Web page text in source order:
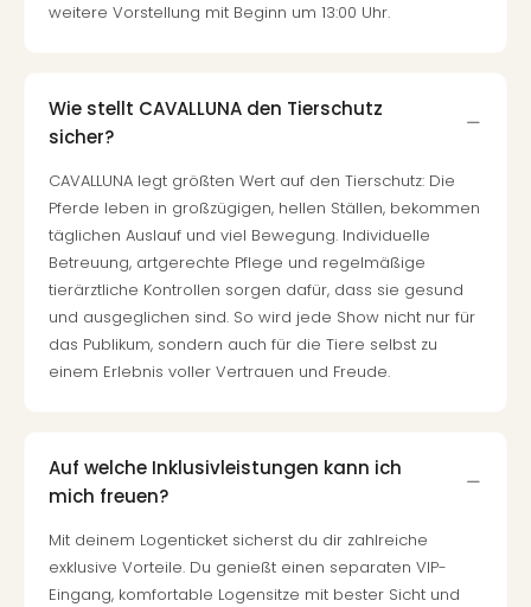
weitere Vorstellung mit Beginn um 13:00 Uhr.
Wie stellt CAVALLUNA den Tierschutz
sicher?
CAVALLUNA legt größten Wert auf den Tierschutz: Die
Pferde leben in großzügigen, hellen Ställen, bekommen
täglichen Auslauf und viel Bewegung. Individuelle
Betreuung, artgerechte Pflege und regelmäßige
tierärztliche Kontrollen sorgen dafür, dass sie gesund
und ausgeglichen sind. So wird jede Show nicht nur für
das Publikum, sondern auch für die Tiere selbst zu
einem Erlebnis voller Vertrauen und Freude.
Auf welche Inklusivleistungen kann ich
mich freuen?
Mit deinem Logenticket sicherst du dir zahlreiche
exklusive Vorteile. Du genießt einen separaten VIP-
Eingang, komfortable Logensitze mit bester Sicht und